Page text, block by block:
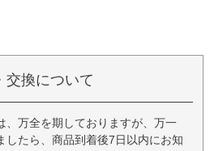
交換について
、万全を期しておりますが、万一
したら、商品到着後7日以内にお知